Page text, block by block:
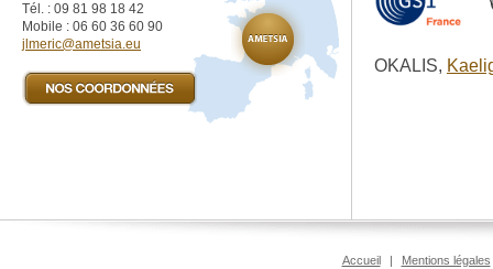
Tél. : 09 81 98 18 42‬
Mobile : 06 60 36 60 90
jlmeric@ametsia.eu
OKALIS,
Accueil | Mentions légales